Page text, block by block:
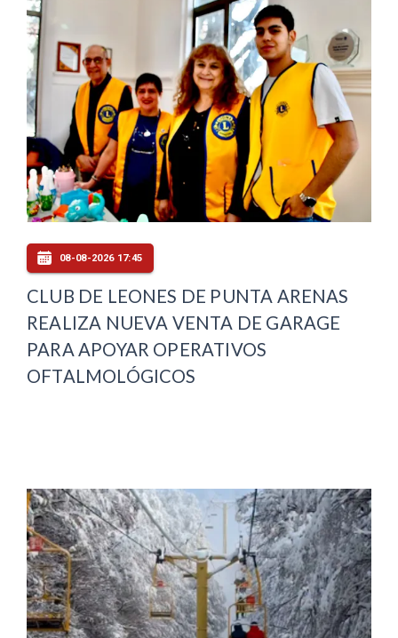
08-08-2026 17:45
CLUB DE LEONES DE PUNTA ARENAS
REALIZA NUEVA VENTA DE GARAGE
PARA APOYAR OPERATIVOS
OFTALMOLÓGICOS